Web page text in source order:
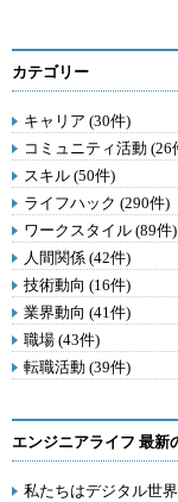
カテゴリー
キャリア (30件)
コミュニティ活動 (26
スキル (50件)
ライフハック (290件)
ワークスタイル (89件)
人間関係 (42件)
技術動向 (16件)
業界動向 (41件)
職場 (43件)
転職活動 (39件)
エンジニアライフ 最新
私たちはデジタル世